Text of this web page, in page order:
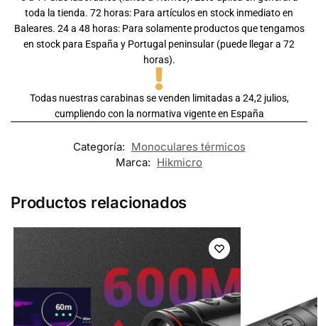
toda la tienda. 72 horas: Para artículos en stock inmediato en
Baleares. 24 a 48 horas: Para solamente productos que tengamos
en stock para España y Portugal peninsular (puede llegar a 72
horas).
Todas nuestras carabinas se venden limitadas a 24,2 julios,
cumpliendo con la normativa vigente en España
Categoría: Monoculares térmicos
Marca: Hikmicro
Productos relacionados